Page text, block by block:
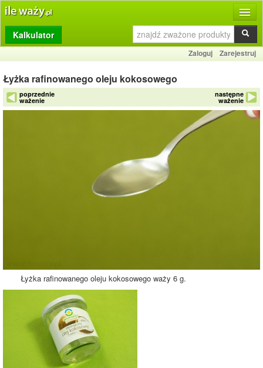
Produkty
Dziennik
Przelicznik
Porównywarka
Kalkulator
Zaloguj Zarejestruj
Łyżka rafinowanego oleju kokosowego
poprzednie
ważenie
następne
ważenie
Łyżka rafinowanego oleju kokosowego waży 6 g.